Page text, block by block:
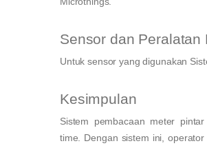
Sensor dan Peralatan
Untuk sensor yang digunakan
Kesimpulan
Sistem pembacaan meter
time. Dengan sistem ini,